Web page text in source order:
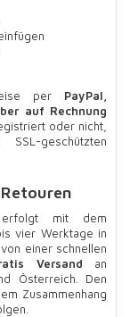
per PayPal,
auf Rechnung
oder nicht,
geschützten
erfolgt mit dem
vier Werktage in
einer schnellen
Versand an
Österreich. Den
Zusammenhang